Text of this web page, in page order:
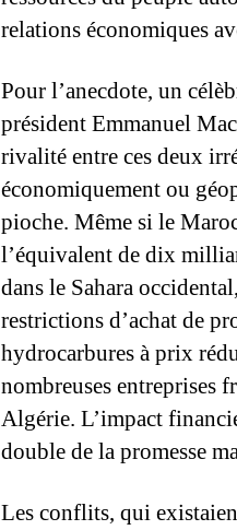
relations économiques
Pour l’anecdote, un
président Emmanuel
rivalité entre ces deux
économiquement ou
pioche. Même si le
l’équivalent de dix
dans le Sahara
restrictions d’achat de
hydrocarbures à prix
nombreuses entreprises
Algérie. L’impact
double de la promesse
Les conflits, qui